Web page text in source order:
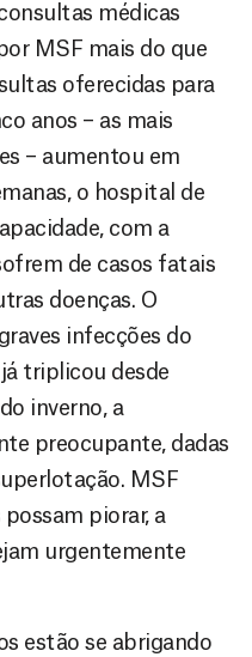
médicas
MSF mais do que
oferecidas para
anos – as mais
– aumentou em
o hospital de
com a
de casos fatais
doenças. O
infecções do
triplicou desde
inverno, a
preocupante, dadas
MSF
piorar, a
urgentemente
estão se abrigando